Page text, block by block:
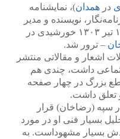
در همدان)، نمایشنامه
نویسنده و مدیر
– ترور شد.
اشعار و مقالاتی منتشر
داشت، چندی هم
بزرگ در چهار صفحه
تعلق داشت.
(رضاخان) قرار
بسیار فنی او در مورد
بسیار مشهوداست. به